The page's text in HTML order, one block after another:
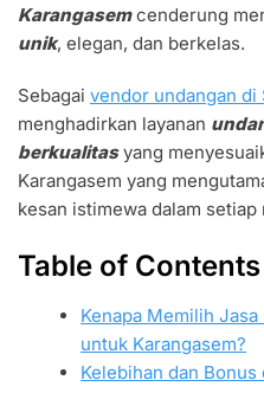
Karangasemcenderung
unik, elegan, dan berkelas.
Sebagai vendor undangan di
menghadirkan layanan
berkualitasyang
Karangasem yang
kesan istimewa dalam
Table of Contents
Kenapa Memilih
untuk Karangasem?
Kelebihan dan